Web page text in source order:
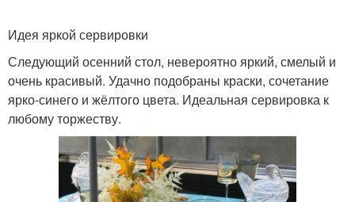
Идея яркой сервировки
Следующий осенний стол, невероятно яркий, смелый и
очень красивый. Удачно подобраны краски, сочетание
ярко-синего и жёлтого цвета. Идеальная сервировка к
любому торжеству.